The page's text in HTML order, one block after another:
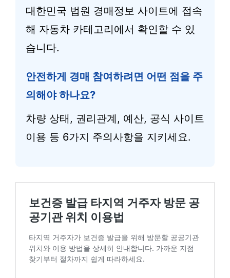
대한민국 법원 경매정보 사이트에 접속
해 자동차 카테고리에서 확인할 수 있
습니다.
안전하게 경매 참여하려면 어떤 점을 주
의해야 하나요?
차량 상태, 권리관계, 예산, 공식 사이트
이용 등 6가지 주의사항을 지키세요.